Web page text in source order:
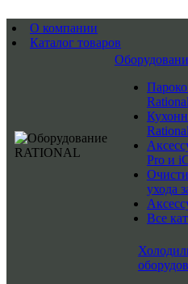
О компании
Каталог товаров
Rational
Pro и
ухода
Все